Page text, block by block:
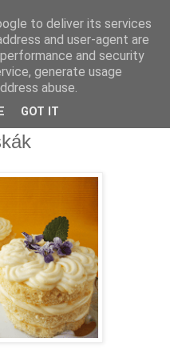
to deliver its services
and user-agent are
and security
generate usage
abuse.
GOT IT